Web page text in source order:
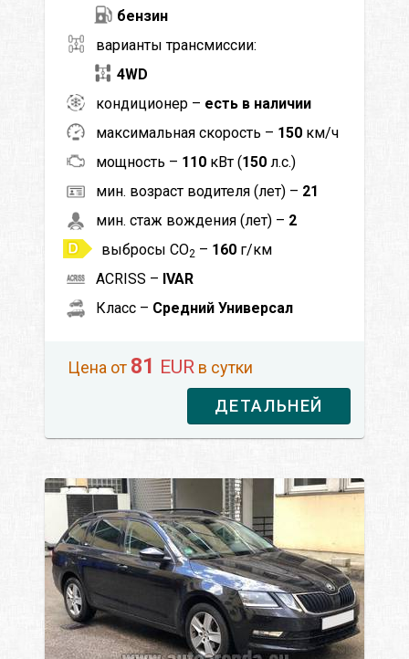
бензин
варианты трансмиссии:
4WD
кондиционер – есть в наличии
максимальная скорость – 150 км/ч
мощность – 110 кВт (150 л.с.)
мин. возраст водителя (лет) – 21
мин. стаж вождения (лет) – 2
выбросы CO2 – 160 г/км
ACRISS – IVAR
Класс – Средний Универсал
Цена от 81 EUR в сутки
ДЕТАЛЬНЕЙ